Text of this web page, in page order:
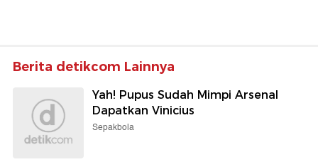
Berita detikcom Lainnya
Yah! Pupus Sudah Mimpi Arsenal
Dapatkan Vinicius
Sepakbola